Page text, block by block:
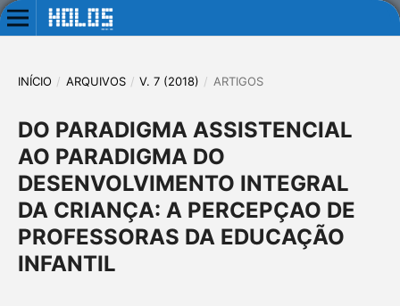
INÍCIO / ARQUIVOS / V. 7 (2018) / ARTIGOS
DO PARADIGMA ASSISTENCIAL
AO PARADIGMA DO
DESENVOLVIMENTO INTEGRAL
DA CRIANÇA: A PERCEPÇAO DE
PROFESSORAS DA EDUCAÇÃO
INFANTIL